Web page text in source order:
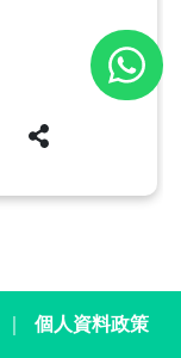
｜ 個人資料政策